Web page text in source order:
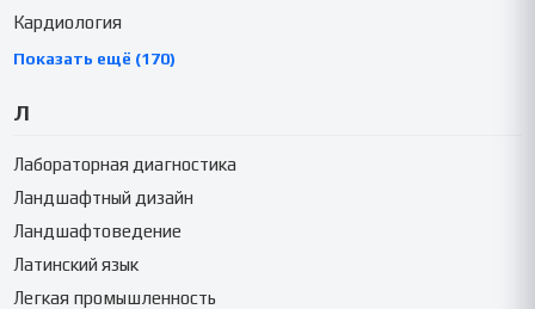
Кардиология
Показать ещё (170)
Л
Лабораторная диагностика
Ландшафтный дизайн
Ландшафтоведение
Латинский язык
Легкая промышленность